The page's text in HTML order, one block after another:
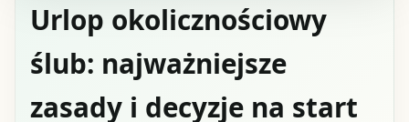
Urlop okolicznościowy
ślub: najważniejsze
zasady i decyzje na start